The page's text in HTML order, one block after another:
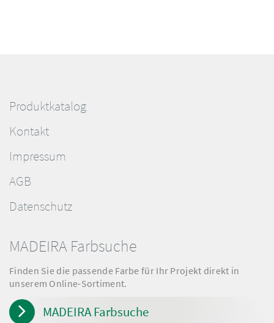
Produktkatalog
Kontakt
Impressum
AGB
Datenschutz
MADEIRA Farbsuche
Finden Sie die passende Farbe für Ihr Projekt direkt in
unserem Online-Sortiment.
MADEIRA Farbsuche